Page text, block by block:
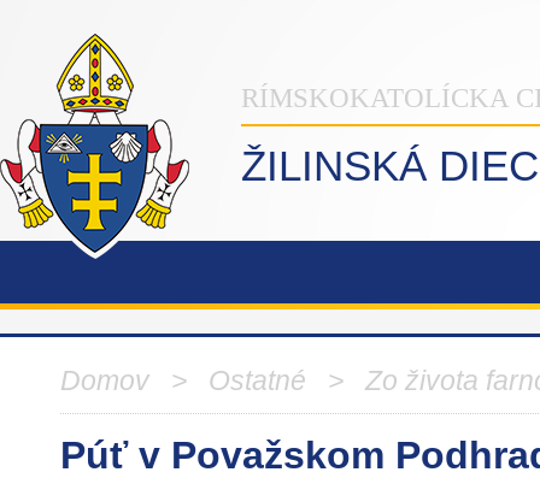
RÍMSKOKATOLÍCKA
ŽILINSKÁ
Domov > Ostatné > Zo života
Púť v Považskom